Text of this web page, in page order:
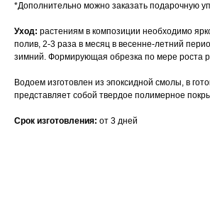
*Дополнительно можно заказать подарочную
Уход: растениям в композиции необходимо
полив, 2-3 раза в месяц в весенне-летний
зимний. Формирующая обрезка по мере роста
Водоем изготовлен из эпоксидной смолы, в
представляет собой твердое полимерное
Срок изготовления: от 3 дней